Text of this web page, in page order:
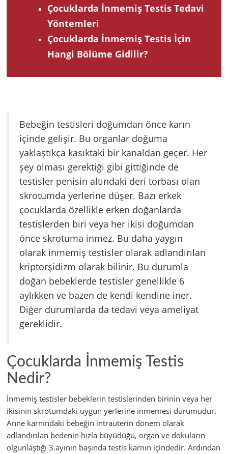
Çocuklarda İnmemiş Testis Tedavi
Yöntemleri
Çocuklarda İnmemiş Testis İçin
Hangi Bölüme Gidilir?
Bebeğin testisleri doğumdan önce karın
içinde gelişir. Bu organlar doğuma
yaklaştıkça kasıktaki bir kanaldan geçer. Her
şey olması gerektiği gibi gittiğinde de
testisler penisin altındaki deri torbası olan
skrotumda yerlerine düşer. Bazı erkek
çocuklarda özellikle erken doğanlarda
testislerden biri veya her ikisi doğumdan
önce skrotuma inmez. Bu daha yaygın
olarak inmemiş testisler olarak adlandırılan
kriptorşidizm olarak bilinir. Bu durumla
doğan bebeklerde testisler genellikle 6
aylıkken ve bazen de kendi kendine iner.
Diğer durumlarda da tedavi veya ameliyat
gereklidir.
Çocuklarda İnmemiş Testis
Nedir?
İnmemiş testisler bebeklerin testislerinden birinin veya her
ikisinin skrotumdaki uygun yerlerine inmemesi durumudur.
Anne karnındaki bebeğin intrauterin dönem olarak
adlandırılan bedenin hızla büyüdüğü, organ ve dokuların
olgunlaştığı 3.ayının başında testis karnın içindedir. Ardından